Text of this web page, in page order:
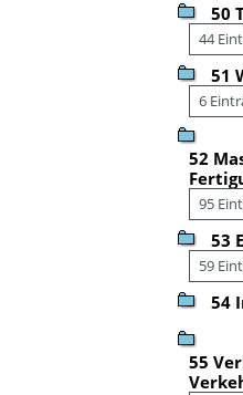
50
44
51
6
52
95
53
59
54
55